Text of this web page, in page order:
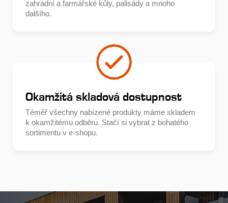
zahradní a farmářské kůly, palisády a mnoho
dalšího.
Okamžitá skladová dostupnost
Téměř všechny nabízené produkty máme skladem
k okamžitému odběru. Stačí si vybrat z bohatého
sortimentu v e-shopu.